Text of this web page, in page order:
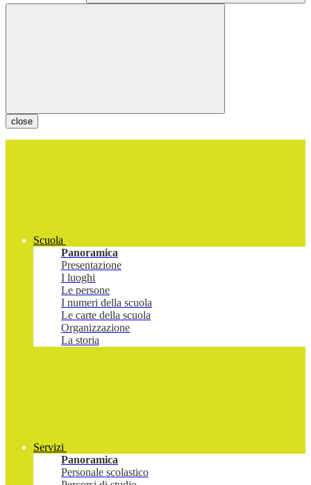
close
Scuola
Panoramica
Presentazione
I luoghi
Le persone
I numeri della scuola
Le carte della scuola
Organizzazione
La storia
Servizi
Panoramica
Personale scolastico